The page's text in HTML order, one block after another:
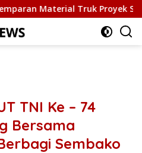
Truk Proyek Sekolah
TNI Ke – 74
Bersama
Sembako